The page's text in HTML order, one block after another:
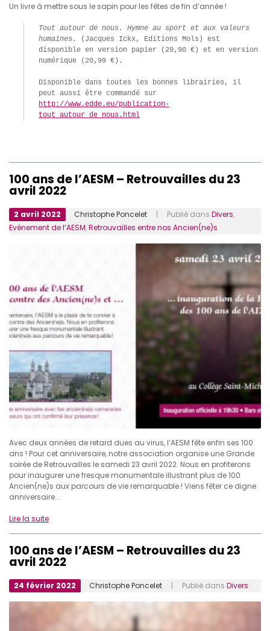
Un livre à mettre sous le sapin pour les fêtes de fin d’année !
Tout autour de nous. Hymne au sport et aux valeurs
humaines.
(Jacques Ickx, Editions Mols) est
disponible en version papier (29,90 €) et en version
numérique (20,99 €).
Disponible dans toutes les bonnes librairies, il
http://www.edde.eu/publication-
tout_autour_de_nous.html
100 ans de l’AESM – Retrouvailles du 23
avril 2022
2 avril 2022 Christophe Poncelet | Publié dans Divers,
Evénement de l’AESM,Retrouvailles entre nos Ancien(ne)s
Avec deux années de retard dues au virus, l’AESM fête enfin ses 100
ans ! Pour cet anniversaire, notre association organise une Grande
soirée de Retrouvailles le samedi 23 avril 2022. Nous en profiterons
pour inaugurer une fresque monumentale illustrant plus de 100
Ancien(ne)s aux parcours de vie remarquable ! Viens fêter ce digne
anniversaire...
Lire la suite
100 ans de l’AESM – Retrouvailles du 23
avril 2022
24 février 2022 Christophe Poncelet | Publié dans Divers